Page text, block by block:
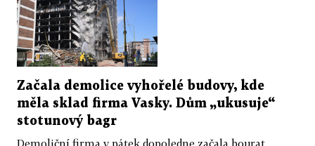
Začala demolice vyhořelé budovy, kde
měla sklad firma Vasky. Dům „ukusuje“
stotunový bagr
Demoliční firma v pátek dopoledne začala bourat